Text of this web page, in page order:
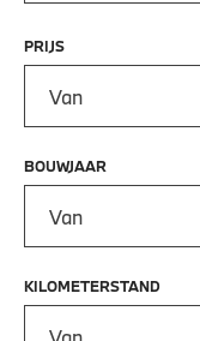
PRIJS
BOUWJAAR
KILOMETERSTAND